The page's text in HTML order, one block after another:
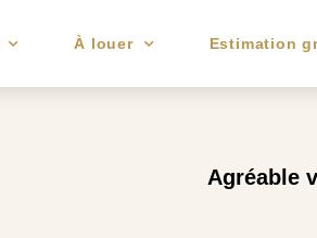
À louer Estimation
Agréable